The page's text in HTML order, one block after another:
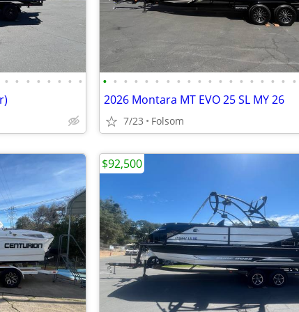
• • • • • • • • • • • • • • • • • • • • • • • • • • •
2026 Montara MT EVO 25 SL MY 26
7/23 Folsom
$92,500